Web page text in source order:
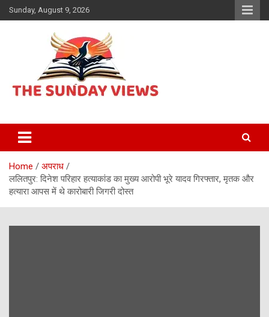
Skip
to
Sunday, August 9, 2026
The Sunday views
Home
अपराध
ललितपुर: दिनेश परिहार हत्याकांड का मुख्य आरोपी भूरे यादव गिरफ्तार, मृतक और
हत्यारा आपस में थे कारोबारी जिगरी दोस्त